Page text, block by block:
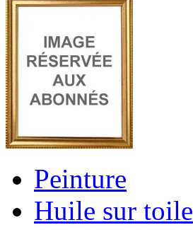
Peinture
Huile sur toile